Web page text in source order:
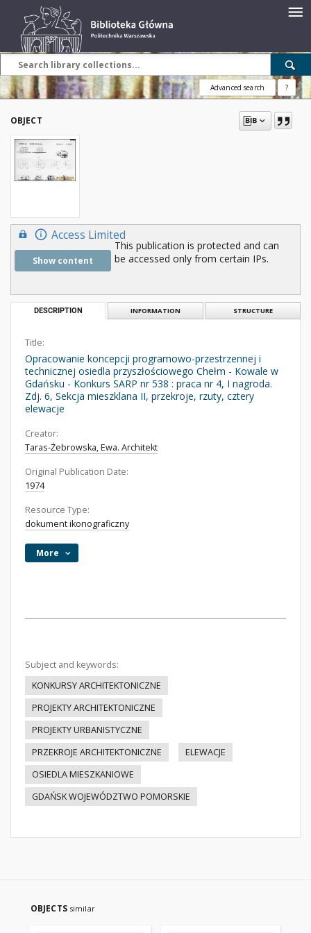
Advanced search ?
OBJECT
Access Limited
Show content
This publication is protected and can
be accessed only from certain IPs.
DESCRIPTION INFORMATION STRUCTURE
Title:
Opracowanie koncepcji programowo-przestrzennej i
technicznej osiedla przyszłościowego Chełm - Kowale w
Gdańsku - Konkurs SARP nr 538 : praca nr 4, I nagroda.
Zdj. 6, Sekcja mieszklana II, przekroje, rzuty, cztery
elewacje
Creator:
Taras-Żebrowska, Ewa. Architekt
Original Publication Date:
1974
Resource Type:
dokument ikonograficzny
More
Subject and keywords:
KONKURSY ARCHITEKTONICZNE
PROJEKTY ARCHITEKTONICZNE
PROJEKTY URBANISTYCZNE
PRZEKROJE ARCHITEKTONICZNE
ELEWACJE
OSIEDLA MIESZKANIOWE
GDAŃSK WOJEWÓDZTWO POMORSKIE
OBJECTS similar